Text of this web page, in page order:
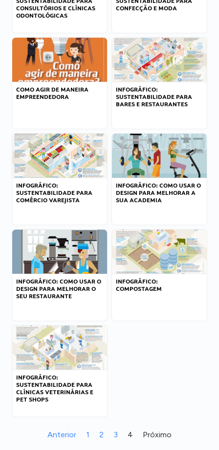
CONSULTÓRIOS E CLÍNICAS
ODONTOLÓGICAS
CONFECÇÃO E MODA
COMO AGIR DE MANEIRA
EMPREENDEDORA
INFOGRÁFICO:
SUSTENTABILIDADE PARA
BARES E RESTAURANTES
INFOGRÁFICO:
SUSTENTABILIDADE PARA
COMÉRCIO VAREJISTA
INFOGRÁFICO: COMO USAR O
DESIGN PARA MELHORAR A
SUA ACADEMIA
INFOGRÁFICO: COMO USAR O
DESIGN PARA MELHORAR O
SEU RESTAURANTE
INFOGRÁFICO:
COMPOSTAGEM
INFOGRÁFICO:
SUSTENTABILIDADE PARA
CLÍNICAS VETERINÁRIAS E
PET SHOPS
Anterior 1 2 3 4 Próximo